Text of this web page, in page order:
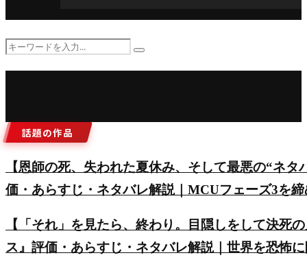
Search
Search
話題の作品
【恩師の死、失われた夏休み、そして最悪の“ネ
価・あらすじ・ネタバレ解説｜MCUフェーズ3を
【「それ」を見たら、終わり。目隠しをして決死
ス』評価・あらすじ・ネタバレ解説｜世界を恐怖